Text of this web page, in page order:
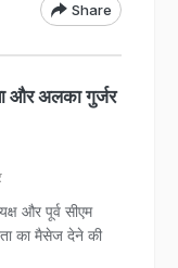
Share
और अलका गुर्जर
और पूर्व सीएम
का मैसेज देने की